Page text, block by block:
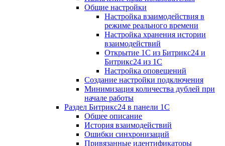
Общие настройки
Настройка взаимодействия в
режиме реального времени
Настройка хранения истории
взаимодействий
Открытие 1С из Битрикс24 и
Битрикс24 из 1С
Настройка оповещений
Создание настройки подключения
Минимизация количества дублей при
начале работы
Раздел Битрикс24 в панели 1С
Общее описание
История взаимодействий
Ошибки синхронизаций
Привязанные идентификаторы